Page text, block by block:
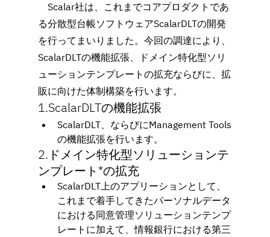
Scalar社は、これまでコアプロダクトであ
る分散型台帳ソフトウェアScalarDLTの開発
を行ってまいりました。今回の調達により、
ScalarDLTの機能拡張、ドメイン特化型ソリ
ューションテンプレートの拡充ならびに、拡
販に向けた体制構築を行います。
1.ScalarDLTの機能拡張
ScalarDLT、ならびにManagement Tools
の機能拡張を行います。
2.ドメイン特化型ソリューションテ
ンプレート*の拡充
ScalarDLT上のアプリーションとして、
これまで着手してきたパーソナルデータ
における同意管理ソリューションテンプ
レートに加えて、情報銀行における第三